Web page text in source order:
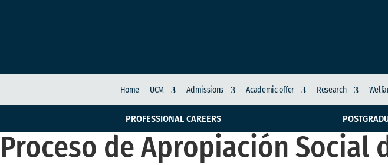
Home UCM Admissions Academic offer Research
PROFESSIONAL CAREERS
Proceso de Apropiación Social